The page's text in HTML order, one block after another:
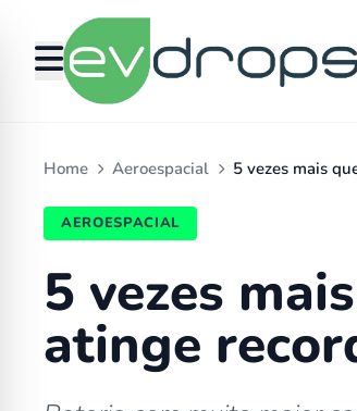
Home Aeroespacial 5 vezes mais
AEROESPACIAL
5 vezes
atinge